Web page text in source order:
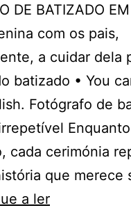
DE BATIZADO
com os pais,
a cuidar dela
batizado • You
Fotógrafo de
cada cerimónia
que merece
a lerO